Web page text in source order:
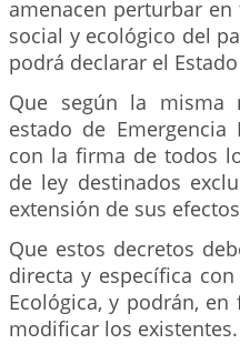
amenacen perturbar
social y ecológico del
podrá declarar el
Que según la misma
estado de Emergencia
con la firma de todos
de ley destinados
extensión de sus
Que estos decretos
directa y específica
Ecológica, y podrán,
modificar los existentes.